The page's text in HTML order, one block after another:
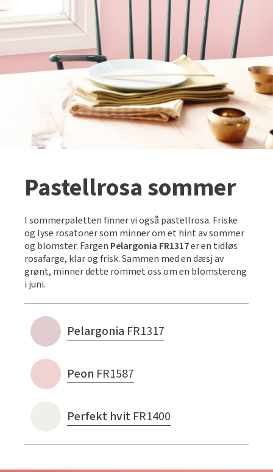
Pastellrosa sommer
I sommerpaletten finner vi også pastellrosa. Friske
og lyse rosatoner som minner om et hint av sommer
og blomster. Fargen Pelargonia FR1317er en tidløs
rosafarge, klar og frisk. Sammen med en dæsj av
grønt, minner dette rommet oss om en blomstereng
i juni.
Pelargonia FR1317
Peon FR1587
Perfekt hvit FR1400